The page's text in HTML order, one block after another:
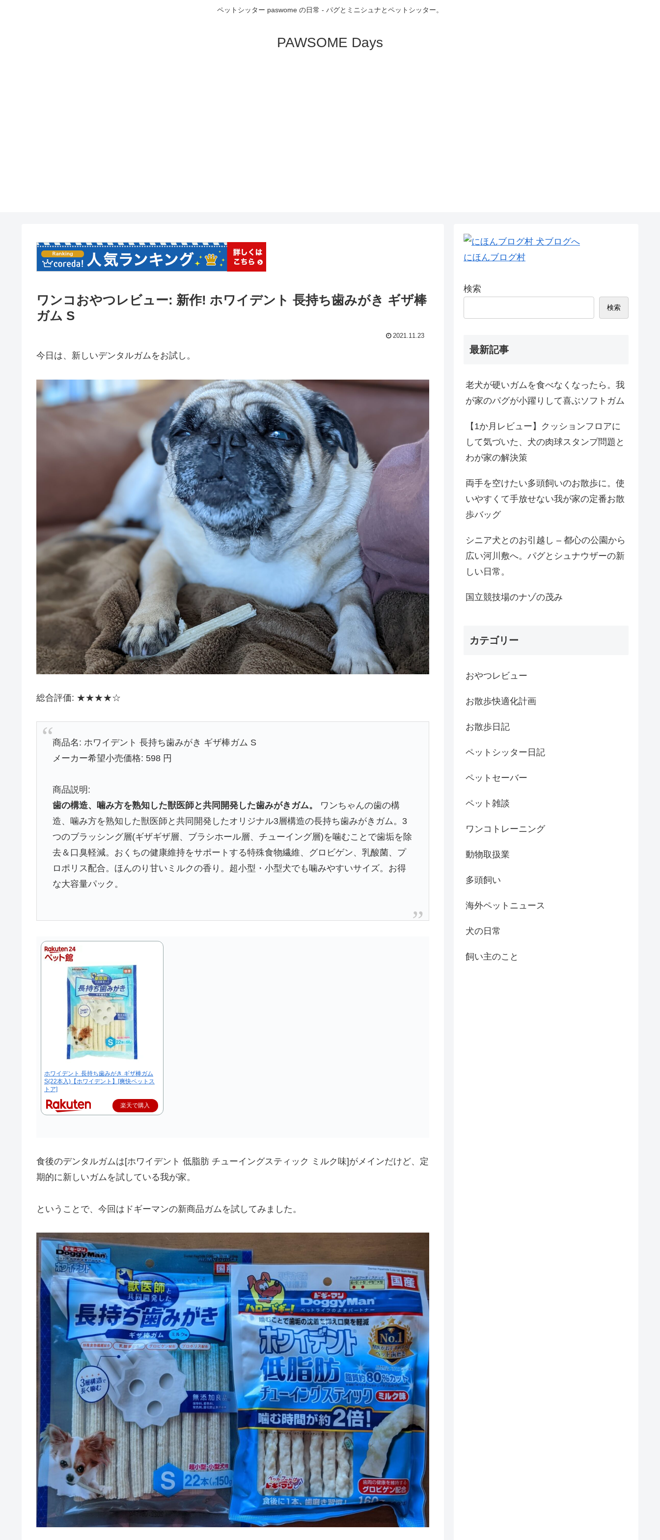
ペットシッター paswome の日常 - パグとミニシュナとペットシッター。
PAWSOME Days
ワンコおやつレビュー: 新作! ホワイデント 長持ち歯みがき ギザ棒
ガム S
2021.11.23
今日は、新しいデンタルガムをお試し。
総合評価: ★★★★☆
商品名: ホワイデント 長持ち歯みがき ギザ棒ガム S
メーカー希望小売価格: 598 円
商品説明:
歯の構造、噛み方を熟知した獣医師と共同開発した歯みがきガム。 ワンちゃんの歯の構
造、噛み方を熟知した獣医師と共同開発したオリジナル3層構造の長持ち歯みがきガム。3
つのブラッシング層(ギザギザ層、ブラシホール層、チューイング層)を噛むことで歯垢を除
去＆口臭軽減。おくちの健康維持をサポートする特殊食物繊維、グロビゲン、乳酸菌、プ
ロポリス配合。ほんのり甘いミルクの香り。超小型・小型犬でも噛みやすいサイズ。お得
な大容量パック。
ホワイデント 長持ち歯みがき ギザ棒ガム
S(22本入)【ホワイデント】[爽快ペットス
トア]
楽天で購入
食後のデンタルガムは[ホワイデント 低脂肪 チューイングスティック ミルク味]がメインだけど、定
期的に新しいガムを試している我が家。
ということで、今回はドギーマンの新商品ガムを試してみました。
にほんブログ村
検索
検索
最新記事
老犬が硬いガムを食べなくなったら。我
が家のパグが小躍りして喜ぶソフトガム
【1か月レビュー】クッションフロアに
して気づいた、犬の肉球スタンプ問題と
わが家の解決策
両手を空けたい多頭飼いのお散歩に。使
いやすくて手放せない我が家の定番お散
歩バッグ
シニア犬とのお引越し – 都心の公園から
広い河川敷へ。パグとシュナウザーの新
しい日常。
国立競技場のナゾの茂み
カテゴリー
おやつレビュー
お散歩快適化計画
お散歩日記
ペットシッター日記
ペットセーバー
ペット雑談
ワンコトレーニング
動物取扱業
多頭飼い
海外ペットニュース
犬の日常
飼い主のこと